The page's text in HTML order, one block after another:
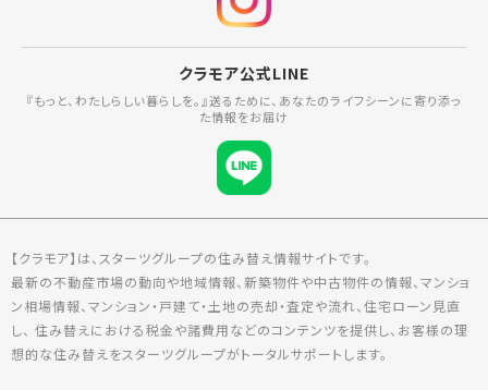
クラモア公式LINE
『もっと、わたしらしい暮らしを。』送るために、あなたのライフシーンに寄り添っ
た情報をお届け
【クラモア】は、スターツグループの住み替え情報サイトです。
最新の不動産市場の動向や地域情報、新築物件や中古物件の情報、マンショ
ン相場情報、マンション・戸建て・土地の売却・査定や流れ、住宅ローン見直
し、 住み替えにおける税金や諸費用などのコンテンツを提供し、お客様の理
想的な住み替えをスターツグループがトータルサポートします。